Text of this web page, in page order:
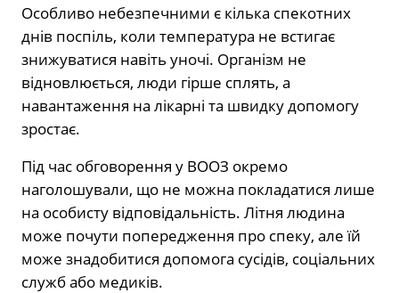
Особливо небезпечними є кілька спекотних
днів поспіль, коли температура не встигає
знижуватися навіть уночі. Організм не
відновлюється, люди гірше сплять, а
навантаження на лікарні та швидку допомогу
зростає.
Під час обговорення у ВООЗ окремо
наголошували, що не можна покладатися лише
на особисту відповідальність. Літня людина
може почути попередження про спеку, але їй
може знадобитися допомога сусідів, соціальних
служб або медиків.